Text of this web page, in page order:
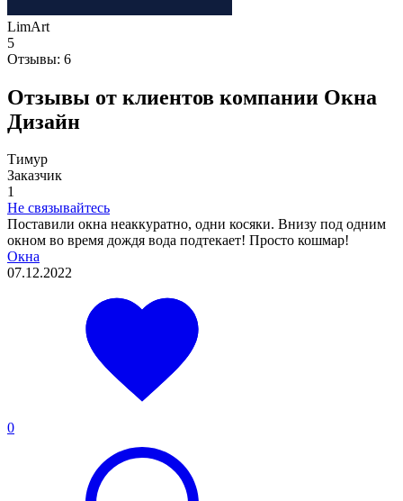
LimArt
5
Отзывы: 6
Отзывы от клиентов компании Окна
Дизайн
Тимур
Заказчик
1
Не связывайтесь
Поставили окна неаккуратно, одни косяки. Внизу под одним
окном во время дождя вода подтекает! Просто кошмар!
Окна
07.12.2022
0